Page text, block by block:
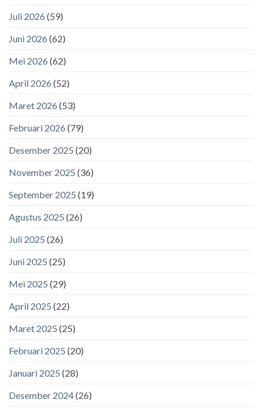
Juli 2026 (59)
Juni 2026 (62)
Mei 2026 (62)
April 2026 (52)
Maret 2026 (53)
Februari 2026 (79)
Desember 2025 (20)
November 2025 (36)
September 2025 (19)
Agustus 2025 (26)
Juli 2025 (26)
Juni 2025 (25)
Mei 2025 (29)
April 2025 (22)
Maret 2025 (25)
Februari 2025 (20)
Januari 2025 (28)
Desember 2024(26)